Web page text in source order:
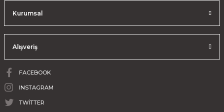
Kurumsal
Alışveriş
FACEBOOK
INSTAGRAM
TWİTTER